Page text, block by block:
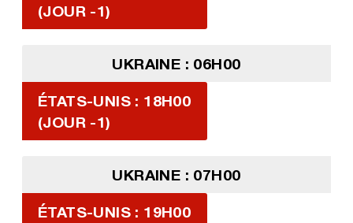
(JOUR -1)
UKRAINE : 06H00
ÉTATS-UNIS : 18H00
(JOUR -1)
UKRAINE : 07H00
ÉTATS-UNIS : 19H00